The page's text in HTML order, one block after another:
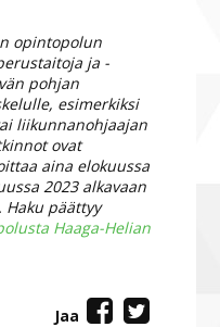
opintopolun
ja -
pohjan
esimerkiksi
liikunnanohjaajan
ovat
aina elokuussa
2023 alkavaan
Haku päättyy
Haaga-Helian
Jaa